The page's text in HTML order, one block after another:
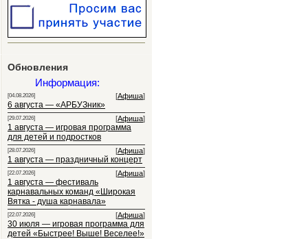
Обновления
Информация:
[04.08.2026] [Афиша]
6 августа — «АРБУЗник»
[29.07.2026] [Афиша]
1 августа — игровая программа
для детей и подростков
[28.07.2026] [Афиша]
1 августа — праздничный концерт
[22.07.2026] [Афиша]
1 августа — фестиваль
карнавальных команд «Широкая
Вятка - душа карнавала»
[22.07.2026] [Афиша]
30 июля — игровая программа для
детей «Быстрее! Выше! Веселее!»